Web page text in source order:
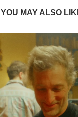
YOU MAY ALSO